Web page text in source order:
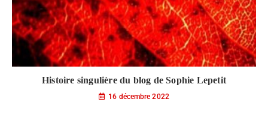
Histoire singulière du blog de Sophie Lepetit
16 décembre 2022